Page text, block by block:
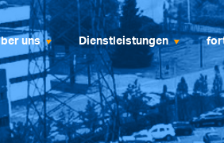
uns Dienstleistungen